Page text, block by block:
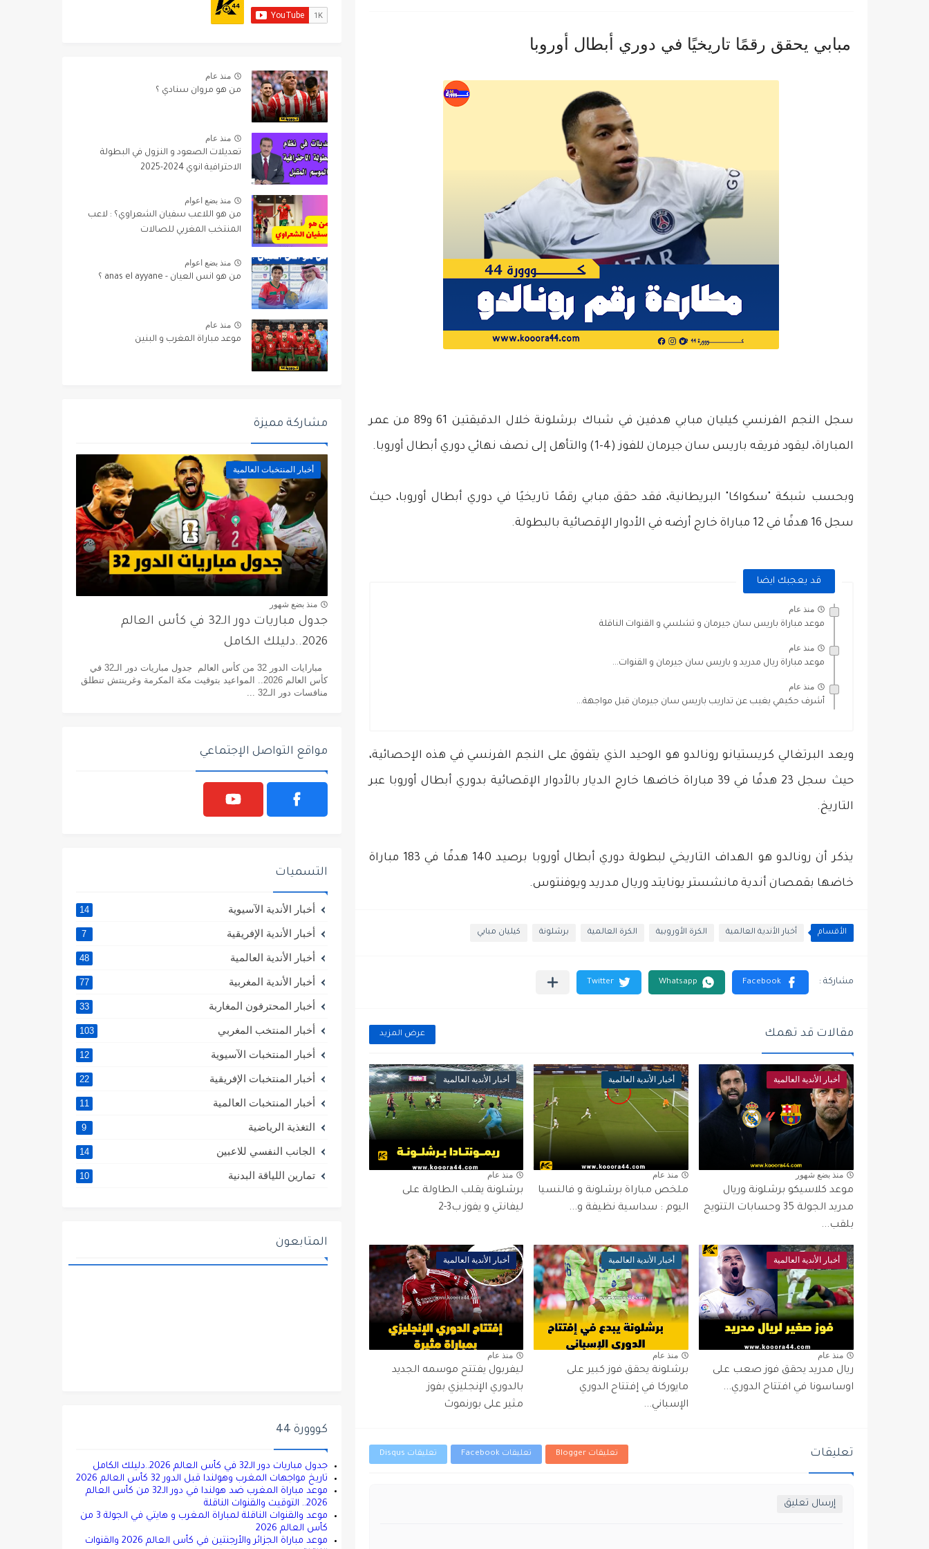
مبابي يحقق رقمًا تاريخيًا في دوري أبطال أوروبا
سجل النجم الفرنسي كيليان مبابي هدفين في شباك برشلونة خلال الدقيقتين 61 و89 من عمر
المباراة، ليقود فريقه باريس سان جيرمان للفوز (4-1) والتأهل إلى نصف نهائي دوري أبطال أوروبا.
وبحسب شبكة "سكواكا" البريطانية، فقد حقق مبابي رقمًا تاريخيًا في دوري أبطال أوروبا، حيث
سجل 16 هدفًا في 12 مباراة خارج أرضه في الأدوار الإقصائية بالبطولة.
قد يعجبك ايضا
منذ عام
موعد مباراة باريس سان جيرمان و تشلسي و القنوات الناقلة
منذ عام
موعد مباراة ريال مدريد و باريس سان جيرمان و القنوات...
منذ عام
أشرف حكيمي يغيب عن تداريب باريس سان جيرمان قبل مواجهة...
ويعد البرتغالي كريستيانو رونالدو هو الوحيد الذي يتفوق على النجم الفرنسي في هذه الإحصائية،
حيث سجل 23 هدفًا في 39 مباراة خاضها خارج الديار بالأدوار الإقصائية بدوري أبطال أوروبا عبر
التاريخ.
يذكر أن رونالدو هو الهداف التاريخي لبطولة دوري أبطال أوروبا برصيد 140 هدفًا في 183 مباراة
خاضها بقمصان أندية مانشستر يونايتد وريال مدريد ويوفنتوس.
الأقسام أخبار الأندية العالمية الكرة الأوروبية الكرة العالمية برشلونة كيليان مبابي
مقالات قد تهمك عرض المزيد
أخبار الأندية العالمية
منذ بضع شهور
موعد كلاسيكو برشلونة وريال
مدريد الجولة 35 وحسابات التتويج
بلقب...
أخبار الأندية العالمية
منذ عام
ملخص مباراة برشلونة و فالنسيا
اليوم : سداسية نظيفة و...
أخبار الأندية العالمية
منذ عام
برشلونة يقلب الطاولة على
ليفانتي و يفوز ب3-2
أخبار الأندية العالمية
منذ عام
ريال مدريد يحقق فوز صعب على
اوساسونا في افتتاح الدوري...
أخبار الأندية العالمية
منذ عام
برشلونة يحقق فوز كبير على
مايوركا في إفتتاح الدوري
الإسباني...
أخبار الأندية العالمية
منذ عام
ليفربول يفتتح موسمه الجديد
بالدوري الإنجليزي بفوز
مثير على بورنموث
تعليقات تعليقات Blogger تعليقات Facebook تعليقات Disqus
إرسال تعليق
منذ عام
من هو مروان سنادي ؟
منذ عام
تعديلات الصعود و النزول في البطولة
الاحترافية انوي 2024-2025
منذ بضع اعوام
من هو اللاعب سفيان الشعراوي؟ : لاعب
المنتخب المغربي للصالات
منذ بضع اعوام
من هو انس العيان - anas el ayyane ؟
منذ عام
موعد مباراة المغرب و البنين
مشاركة مميزة
أخبار المنتخبات العالمية
منذ بضع شهور
جدول مباريات دور الـ32 في كأس العالم
2026..دليلك الكامل
مبارايات الدور 32 من كأس العالم جدول مباريات دور الـ32 في
كأس العالم 2026.. المواعيد بتوقيت مكة المكرمة وغرينتش تنطلق
منافسات دور الـ32 ...
مواقع التواصل الإجتماعي
التسميات
أخبار الأندية الآسيوية 14
أخبار الأندية الإفريقية 7
أخبار الأندية العالمية 48
أخبار الأندية المغربية 77
أخبار المحترفون المغاربة 33
أخبار المنتخب المغربي 103
أخبار المنتخبات الآسيوية 12
أخبار المنتخبات الإفريقية 22
أخبار المنتخبات العالمية 11
التغذية الرياضية 9
الجانب النفسي للاعبين 14
تمارين اللياقة البدنية 10
المتابعون
كووورة 44
جدول مباريات دور الـ32 في كأس العالم 2026..دليلك الكامل
تاريخ مواجهات المغرب وهولندا قبل الدور 32 كأس العالم 2026
موعد مباراة المغرب ضد هولندا في دور الـ32 من كأس العالم
2026.. التوقيت والقنوات الناقلة
موعد والقنوات الناقلة لمباراة المغرب و هايتي في الجولة 3 من
كأس العالم 2026
موعد مباراة الجزائر والأرجنتين في كأس العالم 2026 والقنوات